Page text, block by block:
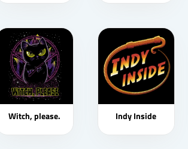
Witch, please. Indy Inside